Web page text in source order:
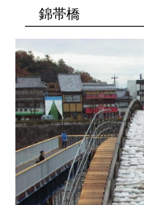
錦帯橋